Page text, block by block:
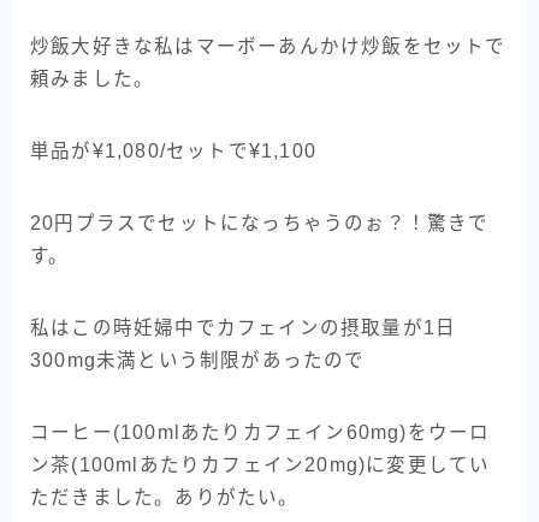
炒飯大好きな私はマーボーあんかけ炒飯をセットで
頼みました。
単品が¥1,080/セットで¥1,100
20円プラスでセットになっちゃうのぉ？！驚きで
す。
私はこの時妊婦中でカフェインの摂取量が1日
300mg未満という制限があったので
コーヒー(100mlあたりカフェイン60mg)をウーロ
ン茶(100mlあたりカフェイン20mg)に変更してい
ただきました。ありがたい。